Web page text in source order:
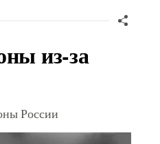
из-за
России